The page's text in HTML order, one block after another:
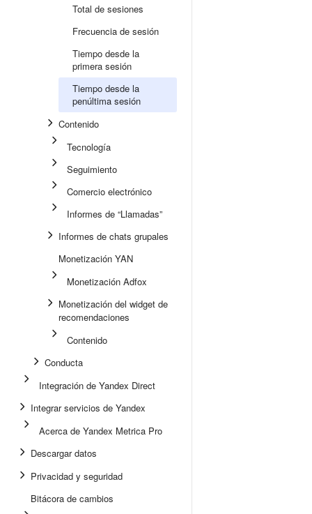
Total de sesiones
Frecuencia de sesión
Tiempo desde la
primera sesión
Tiempo desde la
penúltima sesión
Contenido
Tecnología
Seguimiento
Comercio electrónico
Informes de “Llamadas”
Informes de chats grupales
Monetización YAN
Monetización Adfox
Monetización del widget de
recomendaciones
Contenido
Conducta
Integración de Yandex Direct
Integrar servicios de Yandex
Acerca de Yandex Metrica Pro
Descargar datos
Privacidad y seguridad
Bitácora de cambios